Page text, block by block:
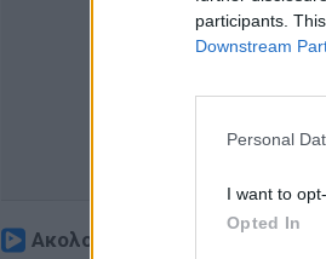
participants.
Downstream
Personal
I want to
Opted In
Ακολουθήστε το E-Radio.gr